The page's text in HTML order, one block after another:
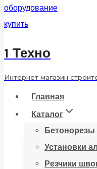
1 Техно
Интернет магазин
Главная
Каталог
Бетонорезы
Установки
Резчики